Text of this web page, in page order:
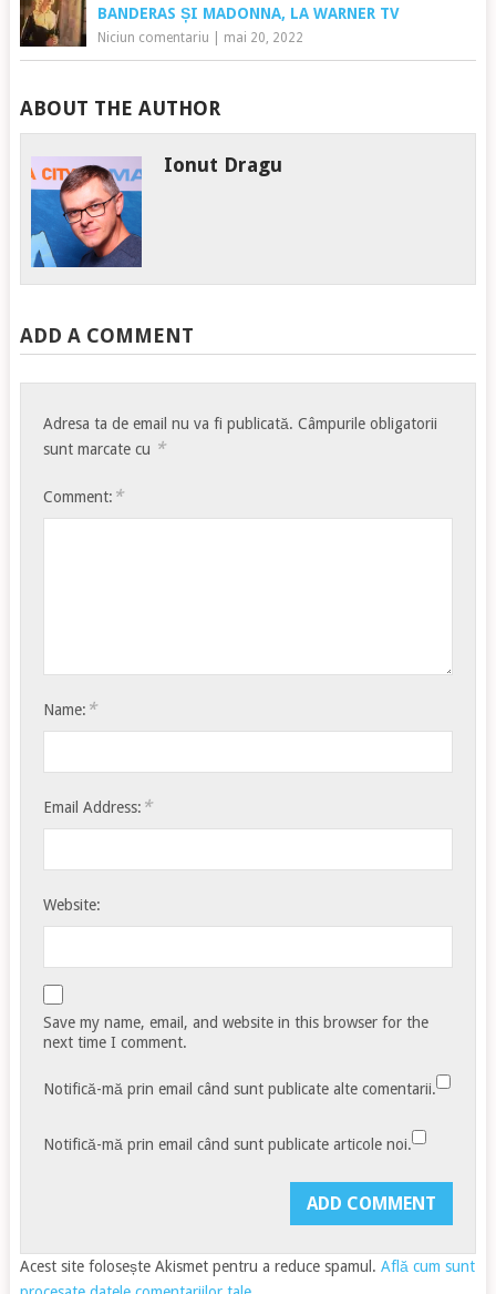
BANDERAS ȘI MADONNA, LA WARNER TV
Niciun comentariu mai 20, 2022
ABOUT THE AUTHOR
Ionut Dragu
ADD A COMMENT
Adresa ta de email nu va fi publicată. Câmpurile obligatorii
sunt marcate cu *
Comment: *
Name: *
Email Address: *
Website:
Save my name, email, and website in this browser for the
next time I comment.
Notifică-mă prin email când sunt publicate alte comentarii.
Notifică-mă prin email când sunt publicate articole noi.
Acest site folosește Akismet pentru a reduce spamul. Află cum sunt